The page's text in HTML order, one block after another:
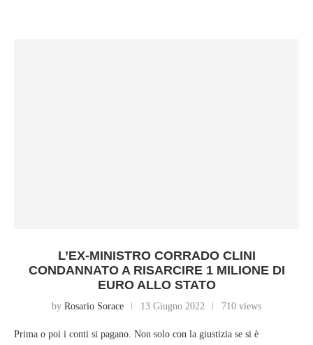
L’EX-MINISTRO CORRADO CLINI
CONDANNATO A RISARCIRE 1 MILIONE DI
EURO ALLO STATO
by Rosario Sorace 13 Giugno 2022 710 views
Prima o poi i conti si pagano. Non solo con la giustizia se si è